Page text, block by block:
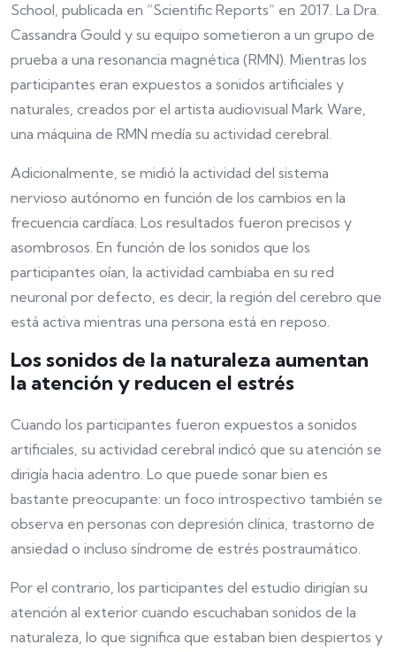
School, publicada en “Scientific Reports” en 2017. La Dra.
Cassandra Gould y su equipo sometieron a un grupo de
prueba a una resonancia magnética (RMN). Mientras los
participantes eran expuestos a sonidos artificiales y
naturales, creados por el artista audiovisual Mark Ware,
una máquina de RMN medía su actividad cerebral.
Adicionalmente, se midió la actividad del sistema
nervioso autónomo en función de los cambios en la
frecuencia cardíaca. Los resultados fueron precisos y
asombrosos. En función de los sonidos que los
participantes oían, la actividad cambiaba en su red
neuronal por defecto, es decir, la región del cerebro que
está activa mientras una persona está en reposo.
Los sonidos de la naturaleza aumentan
la atención y reducen el estrés
Cuando los participantes fueron expuestos a sonidos
artificiales, su actividad cerebral indicó que su atención se
dirigía hacia adentro. Lo que puede sonar bien es
bastante preocupante: un foco introspectivo también se
observa en personas con depresión clínica, trastorno de
ansiedad o incluso síndrome de estrés postraumático.
Por el contrario, los participantes del estudio dirigían su
atención al exterior cuando escuchaban sonidos de la
naturaleza, lo que significa que estaban bien despiertos y